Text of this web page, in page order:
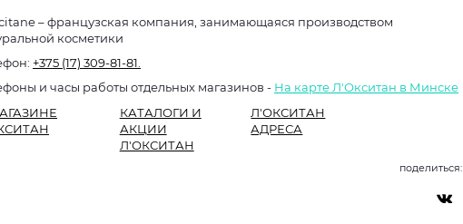
– французская компания, занимающаяся производством
косметики
+375 (17) 309-81-81.
и часы работы отдельных магазинов - На карте Л'Окситан в Минске
КАТАЛОГИ И
АКЦИИ
Л'ОКСИТАН
Л'ОКСИТАН
АДРЕСА
поделиться: